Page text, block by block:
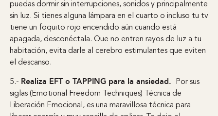
puedas dormir sin interrupciones, sonidos y principalmente
sin luz. Si tienes alguna lámpara en el cuarto o incluso tu tv
tiene un foquito rojo encendido aún cuando está
apagada, desconéctala. Que no entren rayos de luz a tu
habitación, evita darle al cerebro estimulantes que eviten
el descanso.
5.- Realiza EFT o TAPPING para la ansiedad.
Por sus
siglas (Emotional Freedom Techniques) Técnica de
Liberación Emocional, es una maravillosa técnica para